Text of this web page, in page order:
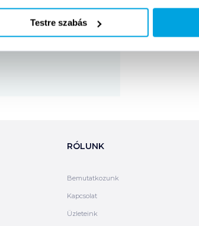
Testre szabás
Megosztás
RÓLUNK
Bemutatkozunk
Kapcsolat
Üzleteink